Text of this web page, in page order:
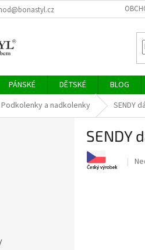
PÁNSKÉ DĚTSKÉ BLOG
Podkolenky a nadkolenky SENDY
SENDY